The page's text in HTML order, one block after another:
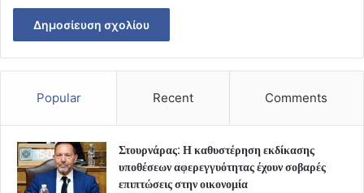
Popular Recent Comments
Στουρνάρας: Η καθυστέρηση εκδίκασης
υποθέσεων αφερεγγυότητας έχουν σοβαρές
επιπτώσεις στην οικονομία